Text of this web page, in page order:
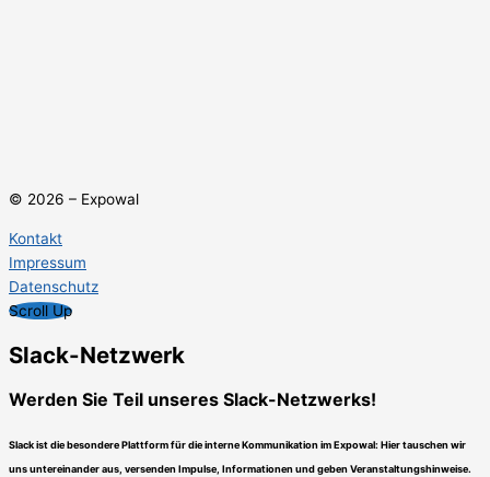
© 2026 – Expowal
Kontakt
Impressum
Datenschutz
Scroll Up
Slack-Netzwerk
Werden Sie Teil unseres Slack-Netzwerks!
Slack ist die besondere Plattform für die interne Kommunikation im Expowal: Hier tauschen wir
uns untereinander aus, versenden Impulse, Informationen und geben Veranstaltungshinweise.